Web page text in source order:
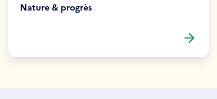
Nature & progrès